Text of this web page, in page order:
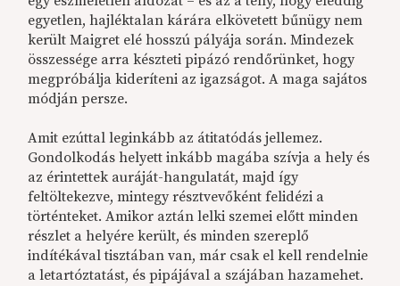
egyetlen, hajléktalan kárára elkövetett bűnügy nem
került Maigret elé hosszú pályája során. Mindezek
összessége arra készteti pipázó rendőrünket, hogy
megpróbálja kideríteni az igazságot. A maga sajátos
módján persze.
Amit ezúttal leginkább az átitatódás jellemez.
Gondolkodás helyett inkább magába szívja a hely és
az érintettek auráját-hangulatát, majd így
feltöltekezve, mintegy résztvevőként felidézi a
történteket. Amikor aztán lelki szemei előtt minden
részlet a helyére került, és minden szereplő
indítékával tisztában van, már csak el kell rendelnie
a letartóztatást, és pipájával a szájában hazamehet.